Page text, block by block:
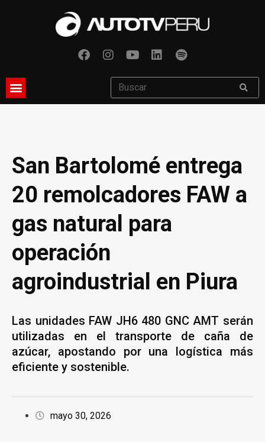
San Bartolomé entrega
20 remolcadores FAW a
gas natural para
operación
agroindustrial en Piura
Las unidades FAW JH6 480 GNC AMT serán
utilizadas en el transporte de caña de
azúcar, apostando por una logística más
eficiente y sostenible.
mayo 30, 2026